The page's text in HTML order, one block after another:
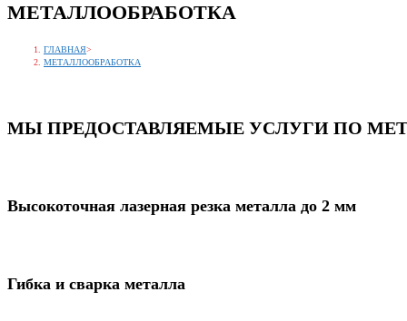
МЕТАЛЛООБРАБОТКА
ГЛАВНАЯ>
МЕТАЛЛООБРАБОТКА
МЫ ПРЕДОСТАВЛЯЕМЫЕ УСЛУГИ ПО
Высокоточная лазерная резка металла до 2 мм
Гибка и сварка металла